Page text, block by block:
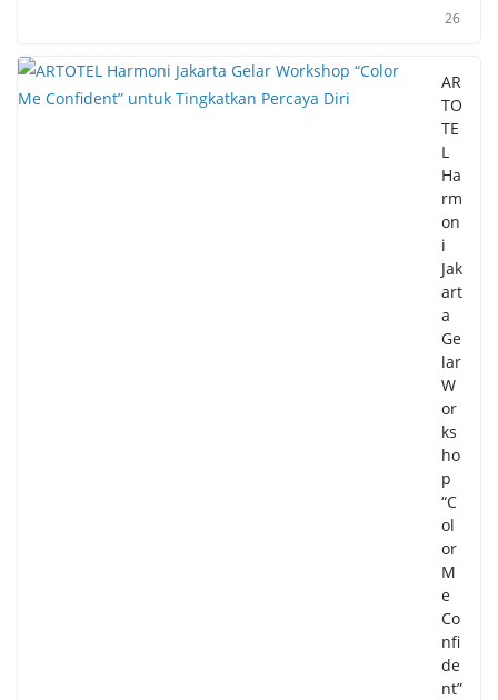
26
AR
TO
TE
L
Ha
rm
on
i
Jak
art
a
Ge
lar
W
or
ks
ho
p
“C
ol
or
M
e
Co
nfi
de
nt”